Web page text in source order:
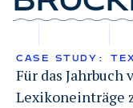
CASE STUDY:
Für das Jahrbuch
Lexikoneinträge